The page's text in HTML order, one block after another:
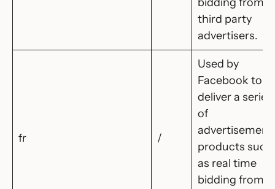
third party
advertisers.
fr /
Used by
Facebook to
deliver a series
of
advertisement
products such
as real time
bidding from